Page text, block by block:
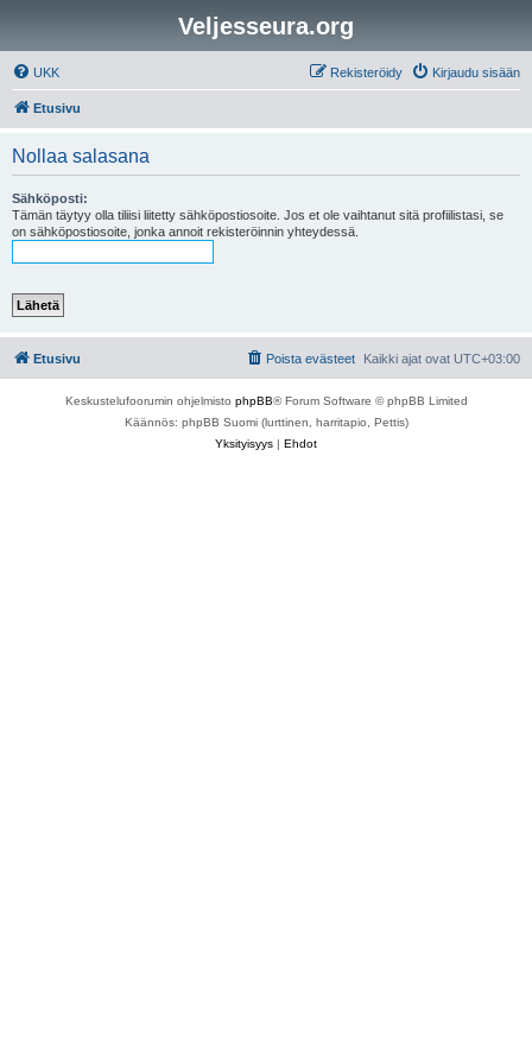
Veljesseura.org
UKK Kirjaudu sisään
Rekisteröidy
Etusivu
Nollaa salasana
Sähköposti:
Tämän täytyy olla tiliisi liitetty sähköpostiosoite. Jos et ole vaihtanut sitä profiilistasi, se
on sähköpostiosoite, jonka annoit rekisteröinnin yhteydessä.
Etusivu Kaikki ajat ovat UTC+03:00
Poista evästeet
Keskustelufoorumin ohjelmisto phpBB® Forum Software © phpBB Limited
Käännös: phpBB Suomi (lurttinen, harritapio, Pettis)
Yksityisyys | Ehdot